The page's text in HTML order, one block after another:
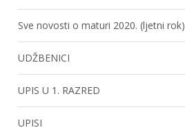
Sve novosti o maturi 2020. (ljetni rok)
UDŽBENICI
UPIS U 1. RAZRED
UPISI